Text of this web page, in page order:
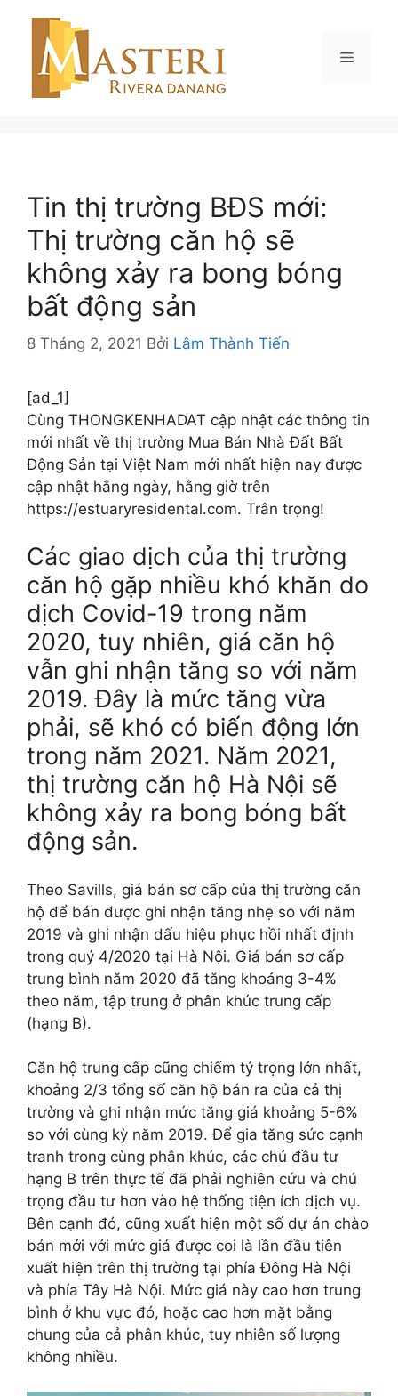
Menu
Tin thị trường BĐS mới:
Thị trường căn hộ sẽ
không xảy ra bong bóng
bất động sản
8 Tháng 2, 2021 Bởi Lâm Thành Tiến
[ad_1]
Cùng THONGKENHADAT cập nhật các thông tin
mới nhất về thị trường Mua Bán Nhà Đất Bất
Động Sản tại Việt Nam mới nhất hiện nay được
cập nhật hằng ngày, hằng giờ trên
https://estuaryresidental.com. Trân trọng!
Các giao dịch của thị trường
căn hộ gặp nhiều khó khăn do
dịch Covid-19 trong năm
2020, tuy nhiên, giá căn hộ
vẫn ghi nhận tăng so với năm
2019. Đây là mức tăng vừa
phải, sẽ khó có biến động lớn
trong năm 2021. Năm 2021,
thị trường căn hộ Hà Nội sẽ
không xảy ra bong bóng bất
động sản.
Theo Savills, giá bán sơ cấp của thị trường căn
hộ để bán được ghi nhận tăng nhẹ so với năm
2019 và ghi nhận dấu hiệu phục hồi nhất định
trong quý 4/2020 tại Hà Nội. Giá bán sơ cấp
trung bình năm 2020 đã tăng khoảng 3-4%
theo năm, tập trung ở phân khúc trung cấp
(hạng B).
Căn hộ trung cấp cũng chiếm tỷ trọng lớn nhất,
khoảng 2/3 tổng số căn hộ bán ra của cả thị
trường và ghi nhận mức tăng giá khoảng 5-6%
so với cùng kỳ năm 2019. Để gia tăng sức cạnh
tranh trong cùng phân khúc, các chủ đầu tư
hạng B trên thực tế đã phải nghiên cứu và chú
trọng đầu tư hơn vào hệ thống tiện ích dịch vụ.
Bên cạnh đó, cũng xuất hiện một số dự án chào
bán mới với mức giá được coi là lần đầu tiên
xuất hiện trên thị trường tại phía Đông Hà Nội
và phía Tây Hà Nội. Mức giá này cao hơn trung
bình ở khu vực đó, hoặc cao hơn mặt bằng
chung của cả phân khúc, tuy nhiên số lượng
không nhiều.